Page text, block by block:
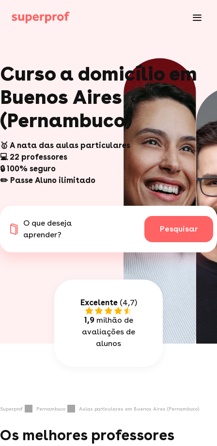
Curso a domicílio em
Buenos Aires
(Pernambuco)
🥇 A nata das aulas particulares
💻 22 professores
🔒 100% seguro
✏️ Passe Aluno ilimitado
O que deseja
aprender?
Pesquisar
Excelente(4,7)
1,9milhão de
avaliações de
alunos
Superprof Pernambuco Aulas particulares em Buenos Aires (Pernambuco)
Os melhores professores